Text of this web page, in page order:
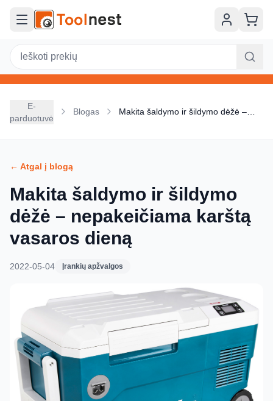
E-
parduotuvė
Blogas
Makita šaldymo ir šildymo dėžė –
← Atgal į blogą
Makita šaldymo ir šildymo
dėžė – nepakeičiama karštą
vasaros dieną
2022-05-04 Įrankių apžvalgos